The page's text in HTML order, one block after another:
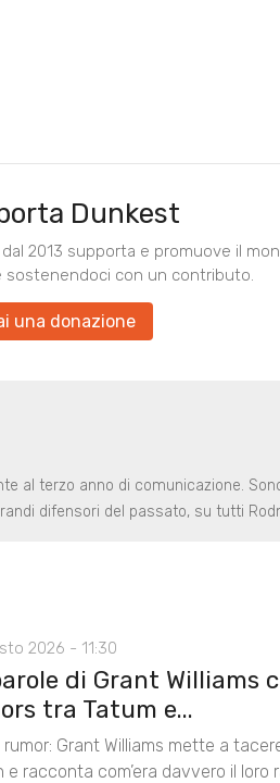
Dunkest
2013 supporta e promuove il
sostenendoci con un contributo.
una donazione
al terzo anno di comunicazione.
difensori del passato, su tutti
2026 - 11:30
di Grant Williams
tra Tatum e...
Grant Williams mette a
e racconta com’era davvero il loro